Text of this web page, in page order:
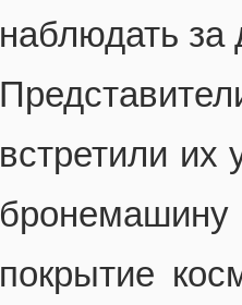
наблюдать
встретили их
покрытие